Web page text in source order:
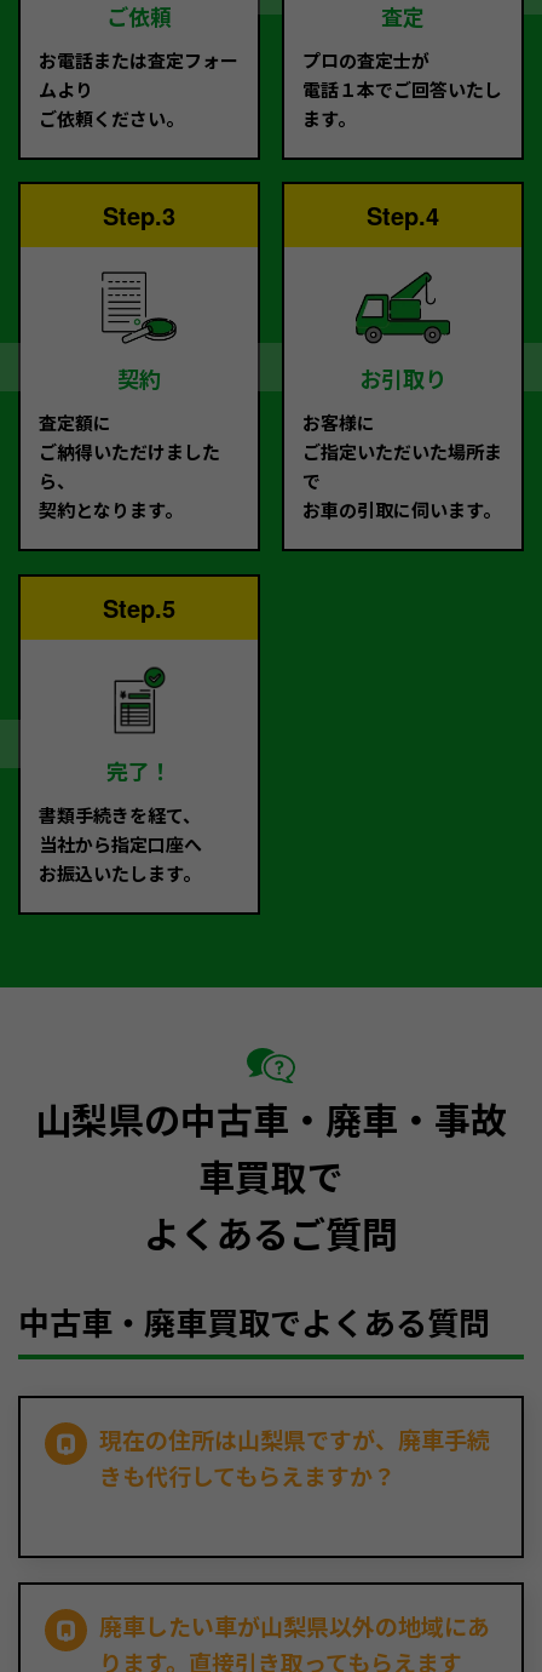
ご依頼
お電話または査定フォー
ムより
ご依頼ください。
査定
プロの査定士が
電話１本でご回答いたし
ます。
Step.3
契約
査定額に
ご納得いただけました
ら、
契約となります。
Step.4
お引取り
お客様に
ご指定いただいた場所ま
で
お車の引取に伺います。
Step.5
完了！
書類手続きを経て、
当社から指定口座へ
お振込いたします。
山梨県の中古車・廃車・事故
車買取で
よくあるご質問
中古車・廃車買取でよくある質問
現在の住所は山梨県ですが、廃車手続
きも代行してもらえますか？
廃車したい車が山梨県以外の地域にあ
ります。直接引き取ってもらえます